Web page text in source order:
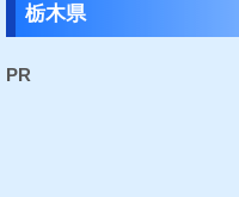
栃木県
PR